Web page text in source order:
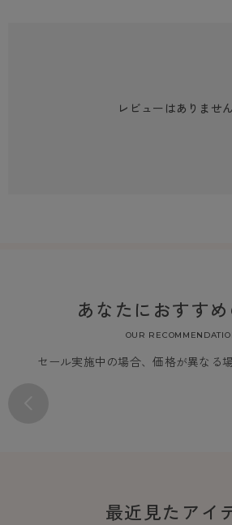
レビューはありません
あなたにおすす
OUR
セール実施中の場合、価格が異なる
最近見たアイ